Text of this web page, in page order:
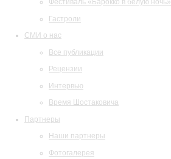
Фестиваль «Барокко в белую ночь»
Гастроли
СМИ о нас
Все публикации
Рецензии
Интервью
Время Шостаковича
Партнеры
Наши партнеры
Фотогалерея